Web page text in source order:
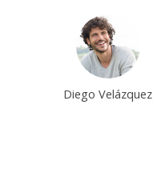
Diego Velázquez